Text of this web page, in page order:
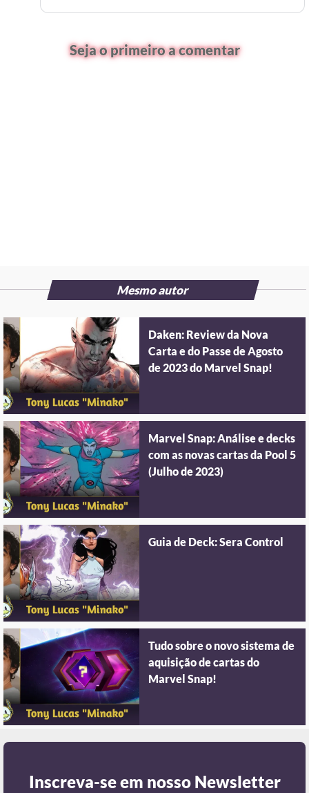
Seja o primeiro a comentar
Mesmo autor
Daken: Review da Nova
Carta e do Passe de Agosto
de 2023 do Marvel Snap!
Marvel Snap: Análise e decks
com as novas cartas da Pool 5
(Julho de 2023)
Guia de Deck: Sera Control
Tudo sobre o novo sistema de
aquisição de cartas do
Marvel Snap!
Inscreva-se em nosso Newsletter